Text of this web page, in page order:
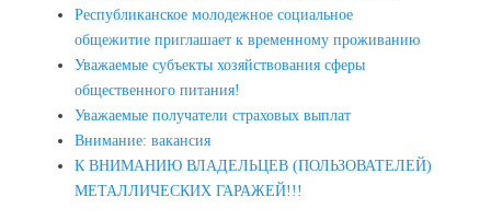
Республиканское молодежное социальное
общежитие приглашает к временному проживанию
Уважаемые субъекты хозяйствования сферы
общественного питания!
Уважаемые получатели страховых выплат
Внимание: вакансия
К ВНИМАНИЮ ВЛАДЕЛЬЦЕВ (ПОЛЬЗОВАТЕЛЕЙ)
МЕТАЛЛИЧЕСКИХ ГАРАЖЕЙ!!!